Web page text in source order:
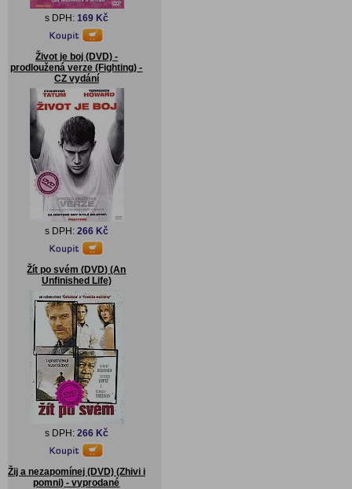
s DPH: 169 Kč
Život je boj (DVD) -
prodloužená verze (Fighting) -
CZ vydání
s DPH: 266 Kč
Žít po svém (DVD) (An
Unfinished Life)
s DPH: 266 Kč
Žij a nezapomínej (DVD) (Zhivi i
pomni) - vyprodané